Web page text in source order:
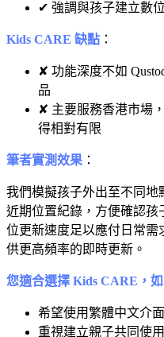
✔ 強調與孩子建立數
Kids CARE 缺點 ：
✘ 功能深度不如
品
✘ 主要服務香港市場
得相對有限
筆者實測效果 ：
我們模擬孩子外出至不同地
近期位置紀錄，方便確認孩
位更新速度足以應付日常需
供更高頻率的即時更新。
您適合選擇 Kids CARE，
希望使用繁體中文介面
重視建立親子共同使